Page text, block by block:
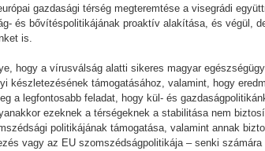
gazdasági térség megteremtése a visegrádi
és bővítéspolitikájának proaktív alakítása, és végül,
is.
hogy a vírusválság alatti sikeres magyar
készletezésének támogatásához, valamint, hogy
a legfontosabb feladat, hogy kül- és
ezeknek a térségeknek a stabilitása nem
politikájának támogatása, valamint annak
vagy az EU szomszédságpolitikája – senki